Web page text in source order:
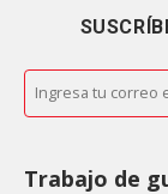
Trabajo de